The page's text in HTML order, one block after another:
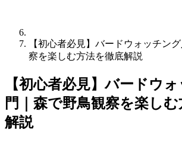
【初心者必見】バードウォッチン
察を楽しむ方法を徹底解説
【初心者必見】バードウ
門｜森で野鳥観察を楽し
解説